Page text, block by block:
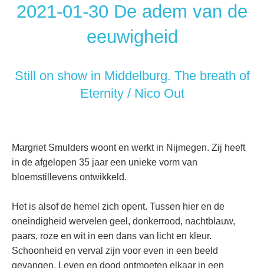
2021-01-30 De adem van de
eeuwigheid
Still on show in Middelburg. The breath of
Eternity / Nico Out
Margriet Smulders woont en werkt in Nijmegen. Zij heeft
in de afgelopen 35 jaar een unieke vorm van
bloemstillevens ontwikkeld.
Het is alsof de hemel zich opent. Tussen hier en de
oneindigheid wervelen geel, donkerrood, nachtblauw,
paars, roze en wit in een dans van licht en kleur.
Schoonheid en verval zijn voor even in een beeld
gevangen. Leven en dood ontmoeten elkaar in een